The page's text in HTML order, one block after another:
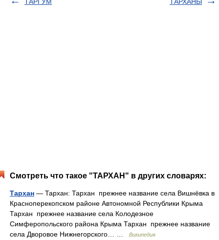
Смотреть что такое "ТАРХАН" в других словарях:
Тархан — Тархан: Тархан прежнее название села Вишнёвка в
Красноперекопском районе Автономной Республики Крыма
Тархан прежнее название села Колодезное
Симферопольского района Крыма Тархан прежнее название
села Дворовое Нижнегорского… …
Википедия